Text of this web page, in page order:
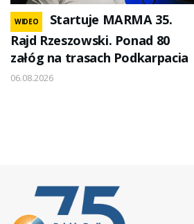
WIDEO
Startuje MARMA 35.
Rajd Rzeszowski. Ponad 80
załóg na trasach Podkarpacia
06.08.2026